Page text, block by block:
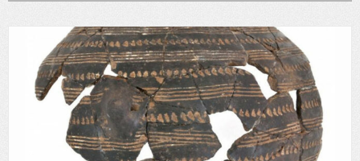
MUSÉE GRÉTRY
MUSÉE DU LUMINAIRE
FONDS PATRIMONIAUX
AUTRES LIEUX